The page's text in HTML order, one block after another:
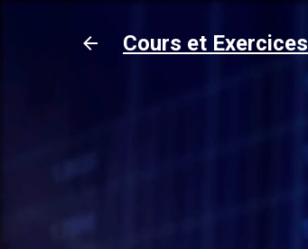
Cours et Exercices